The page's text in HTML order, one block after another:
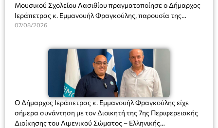
Μουσικού Σχολείου Λασιθίου πραγματοποίησε ο Δήμαρχος
Ιεράπετρας κ. Εμμανουήλ Φραγκούλης, παρουσία της
Διευθύντριας του σχολείου κας Μαριάννας Χαΐτα.
07/08/2026
Ο Δήμαρχος Ιεράπετρας κ. Εμμανουήλ Φραγκούλης είχε
σήμερα συνάντηση με τον Διοικητή της 7ης Περιφερειακής
Διοίκησης του Λιμενικού Σώματος – Ελληνικής